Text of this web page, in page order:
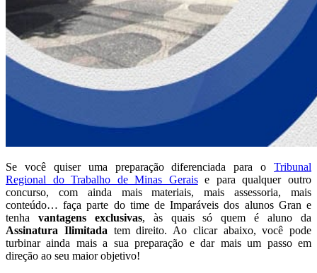
Se você quiser uma preparação diferenciada para o Tribunal
Regional do Trabalho de Minas Geraise para qualquer outro
concurso, com ainda mais materiais, mais assessoria, mais
conteúdo… faça parte do time de Imparáveis dos alunos Gran e
tenha vantagens exclusivas, às quais só quem é aluno da
Assinatura Ilimitadatem direito. Ao clicar abaixo, você pode
turbinar ainda mais a sua preparação e dar mais um passo em
direção ao seu maior objetivo!